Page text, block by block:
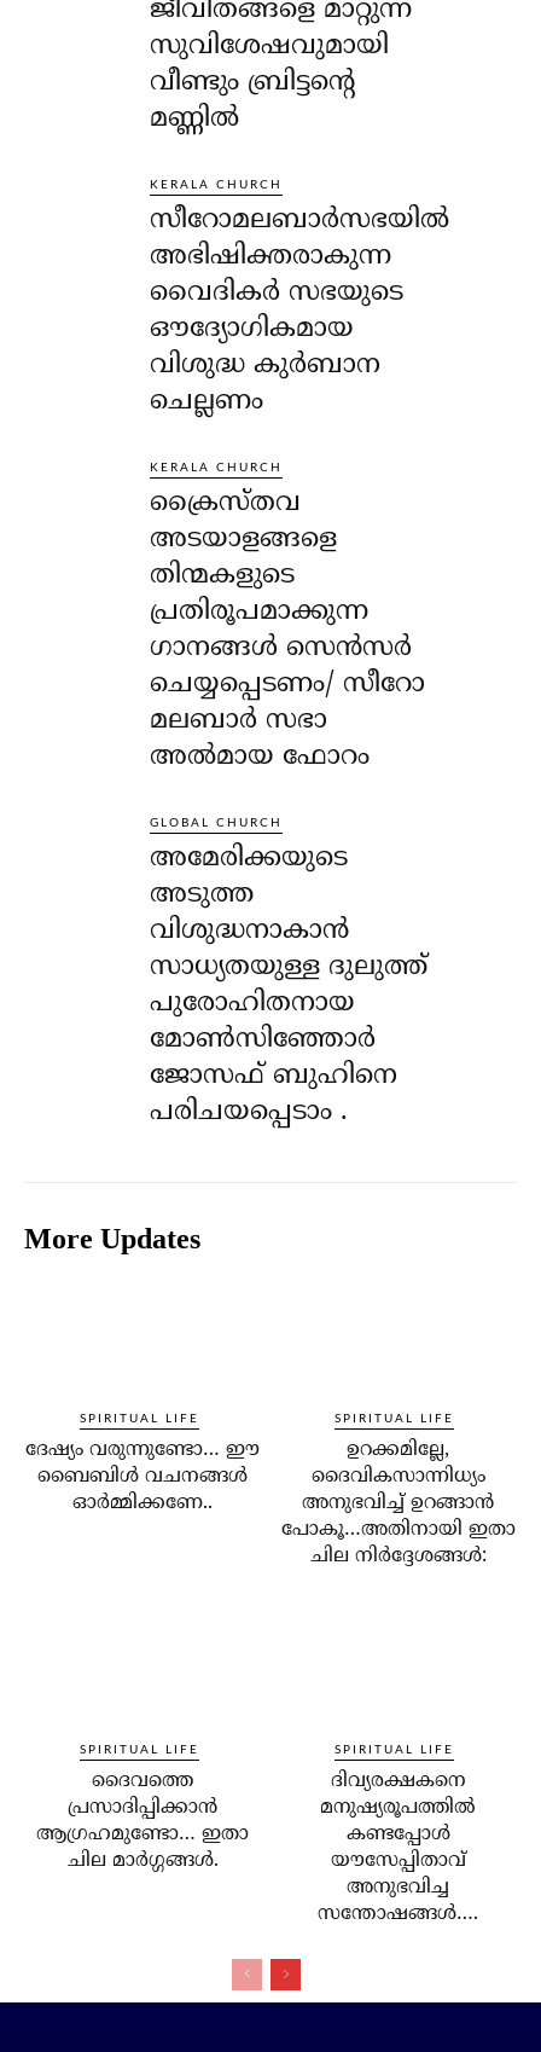
ജീവിതങ്ങളെ മാറ്റുന്ന
സുവിശേഷവുമായി
വീണ്ടും ബ്രിട്ടന്റെ
മണ്ണിൽ
KERALA CHURCH
സീറോമലബാർസഭയിൽ
അഭിഷിക്തരാകുന്ന
വൈദികർ സഭയുടെ
ഔദ്യോഗികമായ
വിശുദ്ധ കുർബാന
ചെല്ലണം
KERALA CHURCH
ക്രൈസ്തവ
അടയാളങ്ങളെ
തിന്മകളുടെ
പ്രതിരൂപമാക്കുന്ന
ഗാനങ്ങൾ സെൻസർ
ചെയ്യപ്പെടണം/ സീറോ
മലബാർ സഭാ
അൽമായ ഫോറം
GLOBAL CHURCH
അമേരിക്കയുടെ
അടുത്ത
വിശുദ്ധനാകാൻ
സാധ്യതയുള്ള ദുലുത്ത്
പുരോഹിതനായ
മോൺസിഞ്ഞോർ
ജോസഫ് ബുഹിനെ
പരിചയപ്പെടാം .
More Updates
SPIRITUAL LIFE
ദേഷ്യം വരുന്നുണ്ടോ… ഈ
ബൈബിള്‍ വചനങ്ങള്‍
ഓര്‍മ്മിക്കണേ..
SPIRITUAL LIFE
ഉറക്കമില്ലേ,
ദൈവികസാന്നിധ്യം
അനുഭവിച്ച് ഉറങ്ങാന്‍
പോകൂ…അതിനായി ഇതാ
ചില നിര്‍ദ്ദേശങ്ങള്‍:
SPIRITUAL LIFE
ദൈവത്തെ
പ്രസാദിപ്പിക്കാന്‍
ആഗ്രഹമുണ്ടോ… ഇതാ
ചില മാര്‍ഗ്ഗങ്ങള്‍.
SPIRITUAL LIFE
ദിവ്യരക്ഷകനെ
മനുഷ്യരൂപത്തില്‍
കണ്ടപ്പോള്‍
യൗസേപ്പിതാവ്
അനുഭവിച്ച
സന്തോഷങ്ങള്‍….